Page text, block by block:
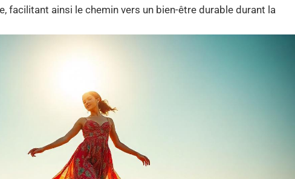
facilitant ainsi le chemin vers un bien-être durable durant la